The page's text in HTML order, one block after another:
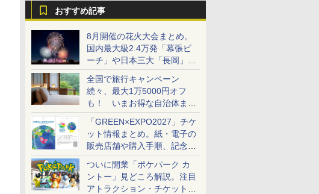
おすすめ記事
8月開催の花火大会まとめ。
国内最大級2.4万発「幕張ビ
ーチ」や日本三大「長岡」な
ど大型イベント目白押し！
全国で旅行キャンペーン
続々、最大1万5000円オフ
も！ いまお得な自治体まと
め
「GREEN×EXPO2027」チケ
ット情報まとめ。紙・電子の
販売店舗や購入手順、記念チ
ケットも解説
ついに開業「ポケパーク カ
ントー」見どころ解説。注目
アトラクション・チケット手